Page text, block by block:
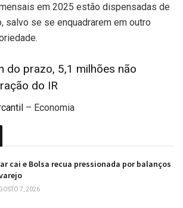
em 2025 estão dispensadas de
salvo se se enquadrarem em outro
do prazo, 5,1 milhões não
do IR
– Economia
cai e Bolsa recua pressionada por balanços
7, 2026